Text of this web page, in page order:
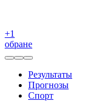
+1
обране
Результаты
Прогнозы
Спорт